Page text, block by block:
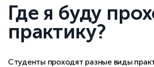
Где я буду
практику?
Студенты проходят разные виды